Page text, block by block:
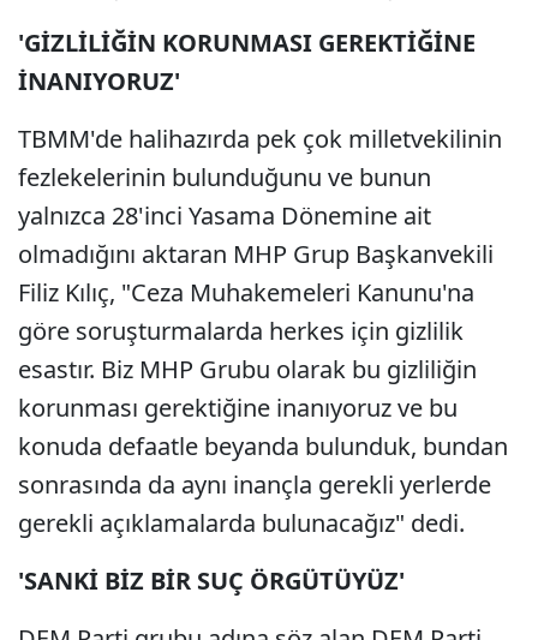
'GİZLİLİĞİN KORUNMASI GEREKTİĞİNE
İNANIYORUZ'
TBMM'de halihazırda pek çok milletvekilinin
fezlekelerinin bulunduğunu ve bunun
yalnızca 28'inci Yasama Dönemine ait
olmadığını aktaran MHP Grup Başkanvekili
Filiz Kılıç, "Ceza Muhakemeleri Kanunu'na
göre soruşturmalarda herkes için gizlilik
esastır. Biz MHP Grubu olarak bu gizliliğin
korunması gerektiğine inanıyoruz ve bu
konuda defaatle beyanda bulunduk, bundan
sonrasında da aynı inançla gerekli yerlerde
gerekli açıklamalarda bulunacağız" dedi.
'SANKİ BİZ BİR SUÇ ÖRGÜTÜYÜZ'